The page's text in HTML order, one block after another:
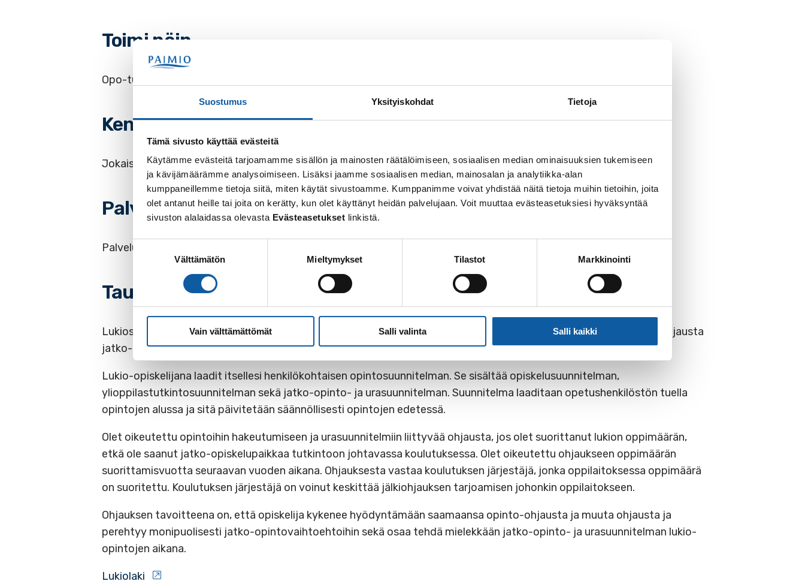
Suostumus Yksityiskohdat Tietoja
Tämä sivusto käyttää evästeitä
Käytämme evästeitä tarjoamamme sisällön ja mainosten räätälöimiseen, sosiaalisen median ominaisuuksien tukemiseen
ja kävijämäärämme analysoimiseen. Lisäksi jaamme sosiaalisen median, mainosalan ja analytiikka-alan
kumppaneillemme tietoja siitä, miten käytät sivustoamme. Kumppanimme voivat yhdistää näitä tietoja muihin tietoihin, joita
olet antanut heille tai joita on kerätty, kun olet käyttänyt heidän palvelujaan. Voit muuttaa evästeasetuksiesi hyväksyntää
sivuston alalaidassa olevasta Evästeasetukset linkistä.
Suostumuksen
Välttämätön Mieltymykset Tilastot Markkinointi
Vain välttämättömät Salli valinta Salli kaikki
Toimi näin
Opo-tunnit ovat pääsääntöisesti aamuisin klo 8-8.40 ja iltapäivisin klo 14.15-15 historian luokassa.
Kenelle ja millä ehdoin
Jokaisella lukiolaisella on oikeus saada opinto-ohjausta.
Palvelun maksullisuus
Palvelu on maksuton
Tausta ja lainsäädäntö
Lukiossa opiskelevalla on oikeus saada säännöllisesti opintoihin sisältyvää opinto-ohjausta. Lisäksi opiskelija saa ohjausta
jatko-opintoihin hakeutumisessa.
Lukio-opiskelijana laadit itsellesi henkilökohtaisen opintosuunnitelman. Se sisältää opiskelusuunnitelman,
ylioppilastutkintosuunnitelman sekä jatko-opinto- ja urasuunnitelman. Suunnitelma laaditaan opetushenkilöstön tuella
opintojen alussa ja sitä päivitetään säännöllisesti opintojen edetessä.
Olet oikeutettu opintoihin hakeutumiseen ja urasuunnitelmiin liittyvää ohjausta, jos olet suorittanut lukion oppimäärän,
etkä ole saanut jatko-opiskelupaikkaa tutkintoon johtavassa koulutuksessa. Olet oikeutettu ohjaukseen oppimäärän
suorittamisvuotta seuraavan vuoden aikana. Ohjauksesta vastaa koulutuksen järjestäjä, jonka oppilaitoksessa oppimäärä
on suoritettu. Koulutuksen järjestäjä on voinut keskittää jälkiohjauksen tarjoamisen johonkin oppilaitokseen.
Ohjauksen tavoitteena on, että opiskelija kykenee hyödyntämään saamaansa opinto-ohjausta ja muuta ohjausta ja
perehtyy monipuolisesti jatko-opintovaihtoehtoihin sekä osaa tehdä mielekkään jatko-opinto- ja urasuunnitelman lukio-
opintojen aikana.
Lukiolaki